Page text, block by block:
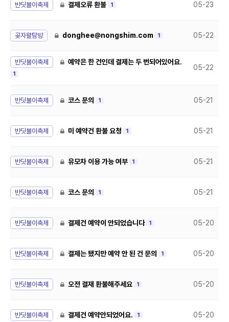
반딧불이축제 결제오류 환불 1 05-23
곶자왈탐방 donghee@nongshim.com 1 05-22
반딧불이축제 예약은 한 건인데 결제는 두 번되어있어요.
1
05-22
반딧불이축제 코스 문의 1 05-21
반딧불이축제 미 예약건 환불 요청 1 05-21
반딧불이축제 유모차 이용 가능 여부 1 05-21
반딧불이축제 코스 문의 1 05-21
반딧불이축제 결제건 예약이 안되었습니다 1 05-20
반딧불이축제 결제는 됐지만 예약 안 된 건 문의 1 05-20
반딧불이축제 오전 결재 환불해주세요 1 05-20
반딧불이축제 결제건 예약안되었어요. 1 05-20